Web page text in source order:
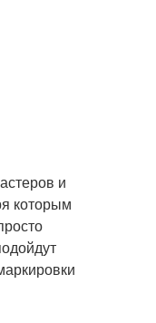
и
которым